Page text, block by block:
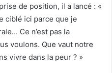
de position, il a lancé : «
ciblé ici parce que je
Ce n’est pas la
voulons. Que vaut notre
vivre dans la peur ? »